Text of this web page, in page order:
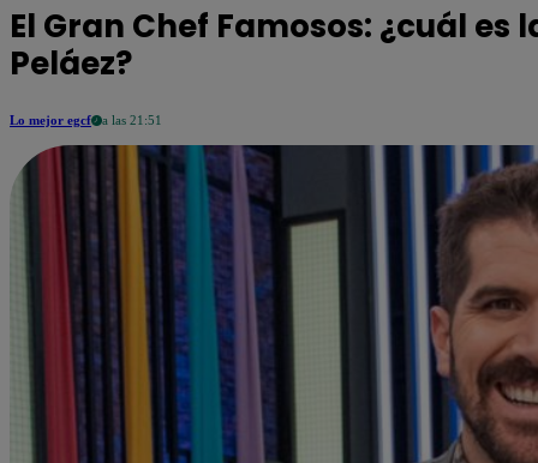
El Gran Chef Famosos: ¿cuál
Peláez?
Lo mejor egcf a las 21:51